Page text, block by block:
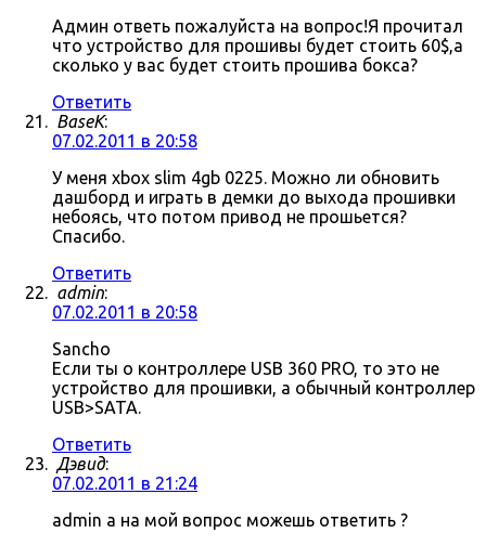
Админ ответь пожалуйста на вопрос!Я прочитал
что устройство для прошивы будет стоить 60$,а
сколько у вас будет стоить прошива бокса?
Ответить
BaseK:
07.02.2011 в 20:58
У меня xbox slim 4gb 0225. Можно ли обновить
дашборд и играть в демки до выхода прошивки
небоясь, что потом привод не прошьется?
Спасибо.
Ответить
admin:
07.02.2011 в 20:58
Sancho
Если ты о контроллере USB 360 PRO, то это не
устройство для прошивки, а обычный контроллер
USB>SATA.
Ответить
Дэвид:
07.02.2011 в 21:24
admin а на мой вопрос можешь ответить ?